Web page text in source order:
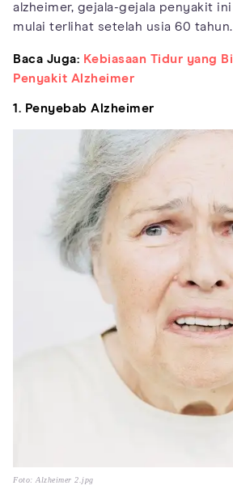
alzheimer, gejala-gejala penyakit
mulai terlihat setelah usia 60 tahun.
Baca Juga: Kebiasaan Tidur yang
Penyakit Alzheimer
1. Penyebab Alzheimer
Foto: Alzheimer 2.jpg